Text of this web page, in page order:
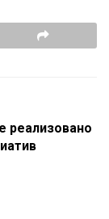
реализовано